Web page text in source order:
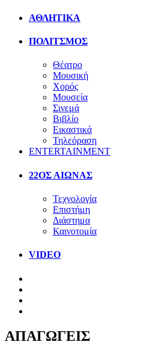
ΑΘΛΗΤΙΚΑ
ΠΟΛΙΤΣΜΟΣ
Θέατρο
Μουσική
Χορός
Μουσεία
Σινεμά
Βιβλίο
Εικαστικά
Τηλεόραση
ENTERTAINMENT
22ΟΣ ΑΙΩΝΑΣ
Τεχνολογία
Επιστήμη
Διάστημα
Καινοτομία
VIDEO
ΑΠΑΓΩΓΕΙΣ